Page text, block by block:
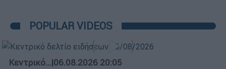
POPULAR VIDEOS
Κεντρικό...|06.08.2026 20:05